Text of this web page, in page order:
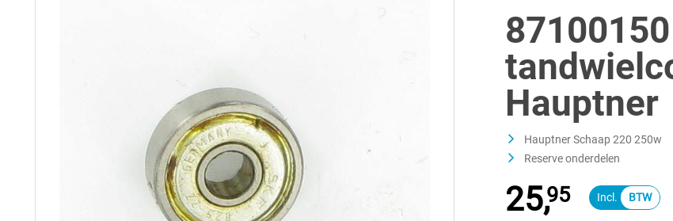
Hauptner
Hauptner Schaap 220 250w
Reserve onderdelen
25,95